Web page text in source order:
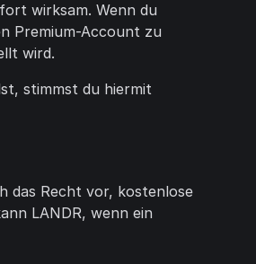
wirksam. Wenn du
Premium-Account zu
wird.
stimmst du hiermit
das Recht vor, kostenlose
LANDR, wenn ein